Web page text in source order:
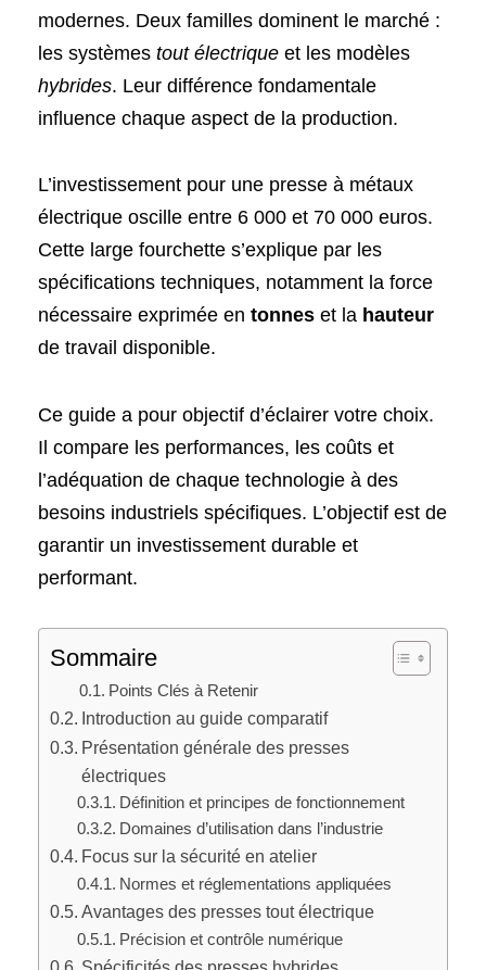
modernes. Deux familles dominent le marché :
les systèmes tout électriqueet les modèles
hybrides. Leur différence fondamentale
influence chaque aspect de la production.
L’investissement pour une presse à métaux
électrique oscille entre 6 000 et 70 000 euros.
Cette large fourchette s’explique par les
spécifications techniques, notamment la force
nécessaire exprimée en tonneset la hauteur
de travail disponible.
Ce guide a pour objectif d’éclairer votre choix.
Il compare les performances, les coûts et
l’adéquation de chaque technologie à des
besoins industriels spécifiques. L’objectif est de
garantir un investissement durable et
performant.
Sommaire
Points Clés à Retenir
Introduction au guide comparatif
Présentation générale des presses
électriques
Définition et principes de fonctionnement
Domaines d’utilisation dans l’industrie
Focus sur la sécurité en atelier
Normes et réglementations appliquées
Avantages des presses tout électrique
Précision et contrôle numérique